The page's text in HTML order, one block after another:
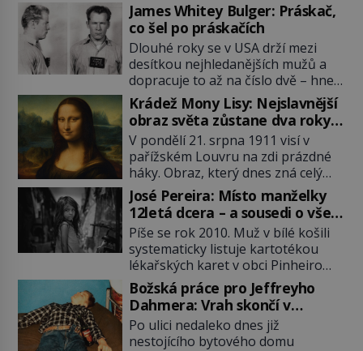
James Whitey Bulger: Práskač,
co šel po práskačích
Dlouhé roky se v USA drží mezi
desítkou nejhledanějších mužů a
dopracuje to až na číslo dvě – hned
po Usámovi bin Ládinovi (1957–
2011). To je James „Whitey“ Bulger
(1929–2018) viněný ze spoluúčasti
na 19 vraždách, vydírání a lichvy. A
samozřejmě, krom toho je ještě
drogový dealer, který neváhá
odstranit z cesty všechny práskače,
zatímco […]
Krádež Mony Lisy: Nejslavnější
obraz světa zůstane dva roky
nezvěstný
V pondělí 21. srpna 1911 visí v
pařížském Louvru na zdi prázdné
háky. Obraz, který dnes zná celý
svět, je pryč. Zpočátku si nikdo
nemyslí, že jde o krádež.
Zaměstnanci jsou přesvědčeni, že
Mona Lisa je jen v restaurátorské
dílně nebo u fotografa. Když se
ukáže pravda, propukne jeden z
největších honů na zloděje v […]
José Pereira: Místo manželky
12letá dcera – a sousedi o všem
vědí!
Píše se rok 2010. Muž v bílé košili
systematicky listuje kartotékou
lékařských karet v obci Pinheiro
ležící asi 20 kilometrů od farmy s
podivínským majitelem. Něco tu
nesedí. Ledaže… Ledaže by ta
mladá dívka z farmy byla ne
manželkou, ale dcerou – a všechny
Božská práce pro Jeffreyho
Dahmera: Vrah skončí v
tratolišti krve ve vězeňských
umývárnách
Po ulici nedaleko dnes již
nestojícího bytového domu